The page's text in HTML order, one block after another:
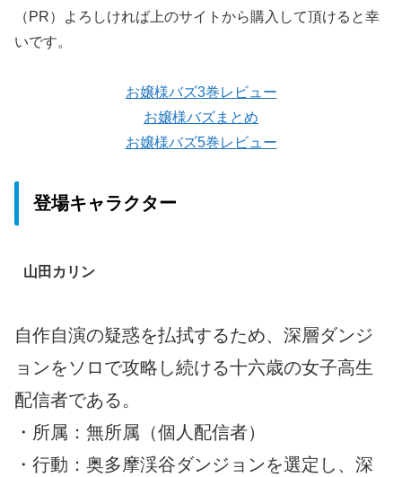
（PR）よろしければ上のサイトから購入して頂けると幸
いです。
お嬢様バズ3巻レビュー
お嬢様バズまとめ
お嬢様バズ5巻レビュー
登場キャラクター
山田カリン
自作自演の疑惑を払拭するため、深層ダンジ
ョンをソロで攻略し続ける十六歳の女子高生
配信者である。
・所属：無所属（個人配信者）
・行動：奥多摩渓谷ダンジョンを選定し、深